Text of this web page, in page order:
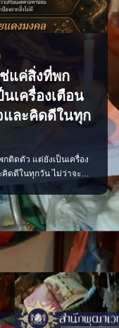
แค่สิ่งที่พก
เครื่องเตือน
และคิดดีในทุก
ติดตัว แต่ยังเป็นเครื่อง
คิดดีในทุกวัน ไม่ว่าจะ
ตะกรุด หรือด้ายแดง
ตัวเอง พกด้วยความ
แล้วพลังใจดี ๆ จะค่อย
าย ทายทัก เสน่ห์ ของ
ของมงคลพกติดตั